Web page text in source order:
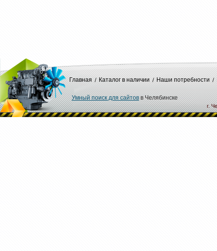
Главная Каталог в наличии Наши потребности
Умный поиск для сайтовв Челябинске
г.